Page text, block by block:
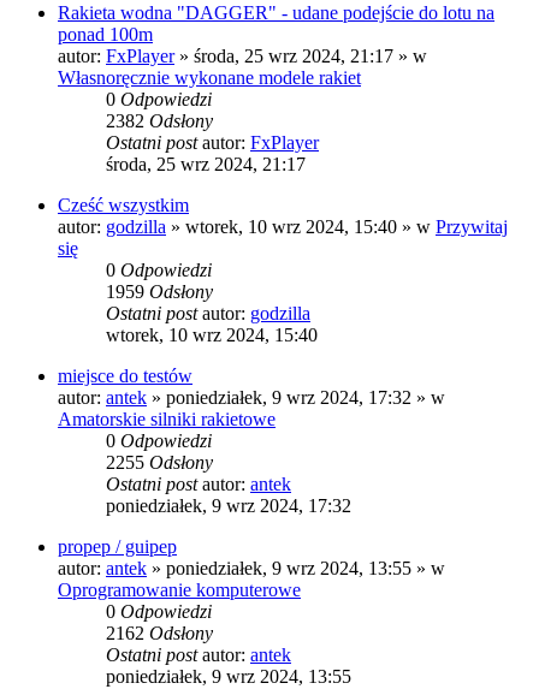
Rakieta wodna "DAGGER" - udane podejście do lotu na
ponad 100m
autor: FxPlayer» środa, 25 wrz 2024, 21:17 » w
Własnoręcznie wykonane modele rakiet
0 Odpowiedzi
2382 Odsłony
Ostatni postautor: FxPlayer
środa, 25 wrz 2024, 21:17
Cześć wszystkim
autor: godzilla » wtorek, 10 wrz 2024, 15:40 » w Przywitaj
się
0 Odpowiedzi
1959 Odsłony
Ostatni postautor: godzilla
wtorek, 10 wrz 2024, 15:40
miejsce do testów
autor: antek » poniedziałek, 9 wrz 2024, 17:32 » w
Amatorskie silniki rakietowe
0 Odpowiedzi
2255 Odsłony
Ostatni postautor: antek
poniedziałek, 9 wrz 2024, 17:32
propep / guipep
autor: antek » poniedziałek, 9 wrz 2024, 13:55 » w
Oprogramowanie komputerowe
0 Odpowiedzi
2162 Odsłony
Ostatni postautor: antek
poniedziałek, 9 wrz 2024, 13:55